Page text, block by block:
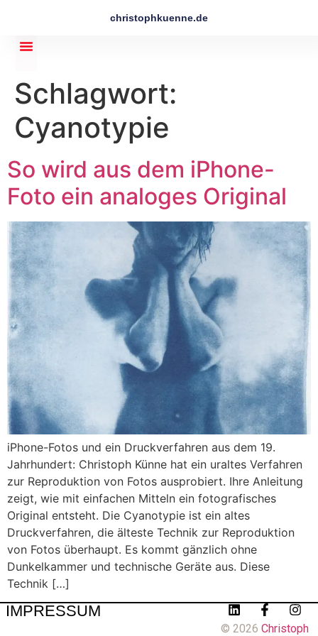
christophkuenne.de
Schlagwort:
Cyanotypie
So wird aus dem iPhone-
Foto ein analoges Original
iPhone-Fotos und ein Druckverfahren aus dem 19.
Jahrhundert: Christoph Künne hat ein uraltes Verfahren
zur Reproduktion von Fotos ausprobiert. Ihre Anleitung
zeigt, wie mit einfachen Mitteln ein fotografisches
Original entsteht. Die Cyanotypie ist ein altes
Druckverfahren, die älteste Technik zur Reproduktion
von Fotos überhaupt. Es kommt gänzlich ohne
Dunkelkammer und technische Geräte aus. Diese
Technik […]
IMPRESSUM
© 2026Christoph